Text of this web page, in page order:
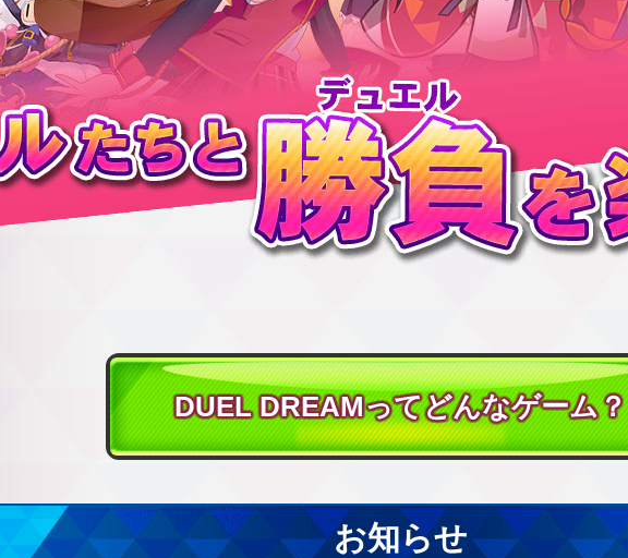
DUEL DREAMってどんなゲーム？
お知らせ